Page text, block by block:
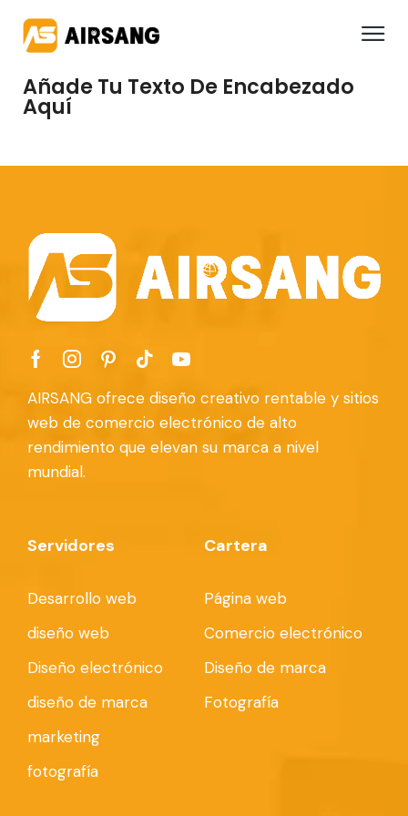
Añade Tu Texto De Encabezado
Aquí
AIRSANG ofrece diseño creativo rentable y sitios
web de comercio electrónico de alto
rendimiento que elevan su marca a nivel
mundial.
Servidores
Desarrollo web
diseño web
Diseño electrónico
diseño de marca
marketing
fotografía
Cartera
Página web
Comercio electrónico
Diseño de marca
Fotografía